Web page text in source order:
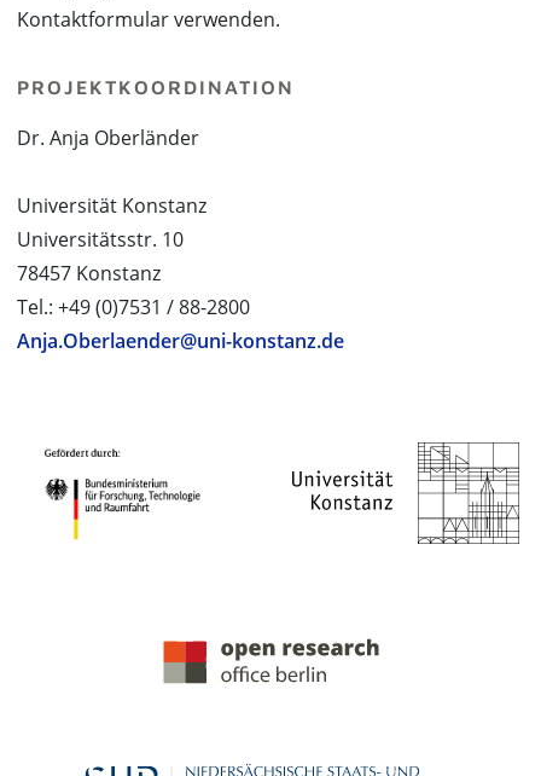
Kontaktformular verwenden.
PROJEKTKOORDINATION
Dr. Anja Oberländer
Universität Konstanz
Universitätsstr. 10
78457 Konstanz
Tel.: +49 (0)7531 / 88-2800
Anja.Oberlaender@uni-konstanz.de